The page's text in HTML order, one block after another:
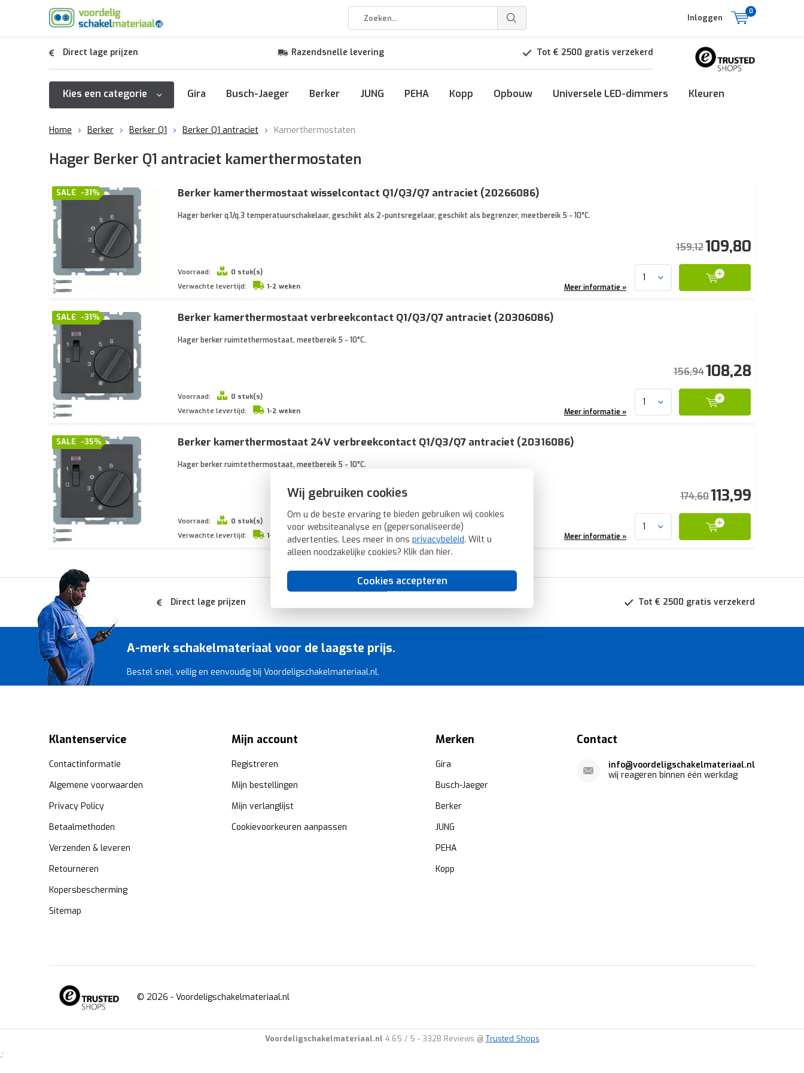
Wij gebruiken cookies
Om u de beste ervaring te bieden gebruiken wij cookies
voor websiteanalyse en (gepersonaliseerde)
advertenties. Lees meer in ons privacybeleid. Wilt u
alleen noodzakelijke cookies? Klik dan hier.
Cookies accepteren
Inloggen
0
Direct lage prijzen Razendsnelle levering Tot € 2500 gratis verzekerd
Kies een categorie Gira Busch-Jaeger Berker JUNG PEHA Kopp Opbouw Universele LED-dimmers Kleuren
Home Berker Berker Q1 Berker Q1 antraciet Kamerthermostaten
Hager Berker Q1 antraciet kamerthermostaten
-31%
SALE Berker kamerthermostaat wisselcontact Q1/Q3/Q7 antraciet (20266086)
Hager berker q.1/q.3 temperatuurschakelaar, geschikt als 2-puntsregelaar, geschikt als begrenzer, meetbereik 5 - 10°C.
Voorraad:
0 stuk(s)
Verwachte levertijd:
1-2 weken
159,12109,80
Meer informatie »
-31%
SALE Berker kamerthermostaat verbreekcontact Q1/Q3/Q7 antraciet (20306086)
Hager berker ruimtethermostaat, meetbereik 5 - 10°C.
Voorraad:
0 stuk(s)
Verwachte levertijd:
1-2 weken
156,94108,28
Meer informatie »
-35%
SALE Berker kamerthermostaat 24V verbreekcontact Q1/Q3/Q7 antraciet (20316086)
Hager berker ruimtethermostaat, meetbereik 5 - 10°C.
Voorraad:
0 stuk(s)
Verwachte levertijd:
1-2 weken
174,60113,99
Meer informatie »
Direct lage prijzen Tot € 2500 gratis verzekerd
A-merk schakelmateriaal voor de laagste prijs.
Bestel snel, veilig en eenvoudig bij Voordeligschakelmateriaal.nl.
Klantenservice
Contactinformatie
Algemene voorwaarden
Privacy Policy
Betaalmethoden
Verzenden & leveren
Retourneren
Kopersbescherming
Sitemap
Mijn account
Registreren
Mijn bestellingen
Mijn verlanglijst
Cookievoorkeuren aanpassen
Merken
Gira
Busch-Jaeger
Berker
JUNG
PEHA
Kopp
Contact
info@voordeligschakelmateriaal.nl
wij reageren binnen één werkdag
© 2026 - Voordeligschakelmateriaal.nl
Voordeligschakelmateriaal.nl 4.65 / 5 - 3328 Reviews @ Trusted Shops
.: